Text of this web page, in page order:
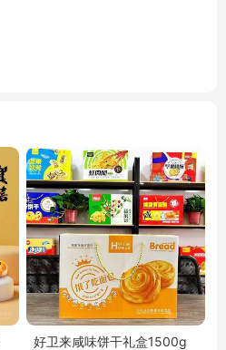
好卫来咸味饼干礼盒1500g